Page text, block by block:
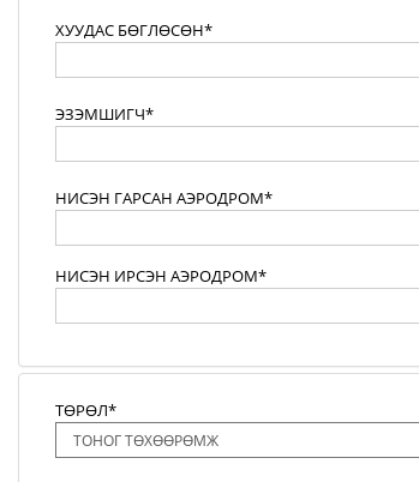
ХУУДАС БӨГЛӨСӨН*
ЭЗЭМШИГЧ*
НИСЭН ГАРСАН АЭРОДРОМ*
НИСЭН ИРСЭН АЭРОДРОМ*
ТӨРӨЛ*